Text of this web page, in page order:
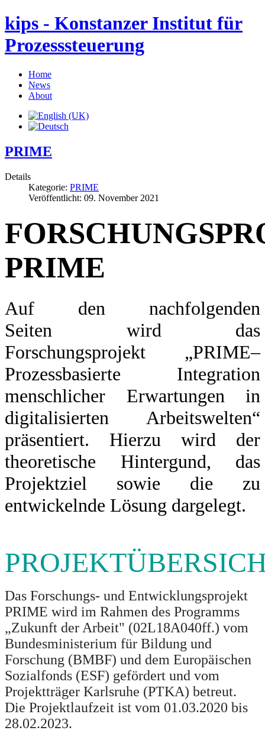
kips - Konstanzer Institut für
Prozesssteuerung
Home
News
About
PRIME
Details
Kategorie: PRIME
Veröffentlicht: 09. November 2021
PRIME
Auf den nachfolgenden
Seiten wird das
Forschungsprojekt „PRIME–
Prozessbasierte Integration
menschlicher Erwartungen in
digitalisierten Arbeitswelten“
präsentiert. Hierzu wird der
theoretische Hintergund, das
Projektziel sowie die zu
entwickelnde Lösung dargelegt.
Das Forschungs- und Entwicklungsprojekt
PRIME wird im Rahmen des Programms
„Zukunft der Arbeit" (02L18A040ff.) vom
Bundesministerium für Bildung und
Forschung (BMBF) und dem Europäischen
Sozialfonds (ESF) gefördert und vom
Projektträger Karlsruhe (PTKA) betreut.
Die Projektlaufzeit ist vom 01.03.2020 bis
28.02.2023.